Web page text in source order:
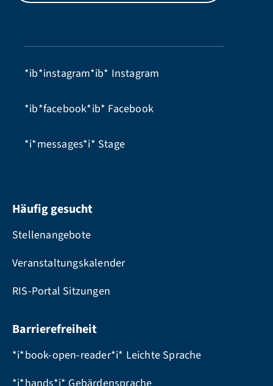
*ib*instagram*ib* Instagram
*ib*facebook*ib* Facebook
*i*messages*i* Stage
Häufig gesucht
Stellenangebote
Veranstaltungskalender
RIS-Portal Sitzungen
Barrierefreiheit
*i*book-open-reader*i* Leichte Sprache